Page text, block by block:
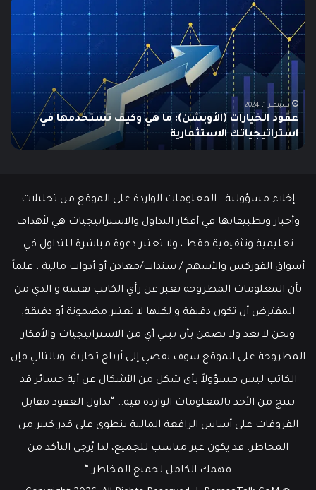
البطالة
في
الولايات
المتحدة
تنخفض
إلى
أدنى
مستوى
منذ
مايو
عمل
سبتمبر 19, 2024
مطالبات البطالة في الولايات المتحدة تنخفض إلى أدنى
مستوى منذ مايو وسط سوق عمل قوي
إخلاء مسؤولية : المعلومات الواردة على الموقع من تحليلات
وأخبار وتطبيقاتها في أفكار التداول والاستراتيجيات هي لأهداف
تعليمية وتثقيفية فقط ، ولا تعتبر دعوة مباشرة للتداول في
أسواق الفوركس والأسهم / سندات/معادن أو أدوات مالية ، علماً
بأن المعلومات المطروحة تعبر عن رأي الكاتب نفسه و الذي من
المفترض أن تكون دقيقة و لكنها لا تعتبر مضمونة أو دقيقة,
ونحن لا نعد ولا نضمن بأن تبني أي من الاستراتيجيات والأفكار
المطروحة على الموقع سوف يفضي إلى أرباح تجارية. وبالتالي فإن
الكاتب ليس مسؤولاً بأي شكل من الأشكال عن أية خسائر قد
تنتج من الأخذ بالمعلومات الواردة فيه.. “تداول العقود مقابل
الفروقات على أساس الرافعة المالية ينطوي على قدر كبير من
المخاطر. قد يكون غير مناسب للجميع، لذا يُرجى التأكد من
فهمك الكامل لجميع المخاطر “